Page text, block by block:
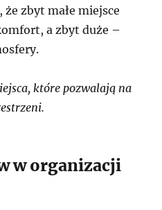
zbyt małe miejsce
a zbyt duże –
które pozwalają na
w organizacji